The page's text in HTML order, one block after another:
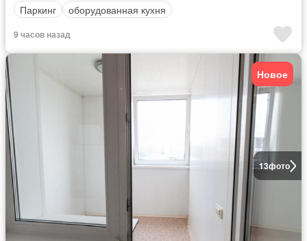
Паркинг
оборудованная кухня
9 часов назад
13фото
Новое